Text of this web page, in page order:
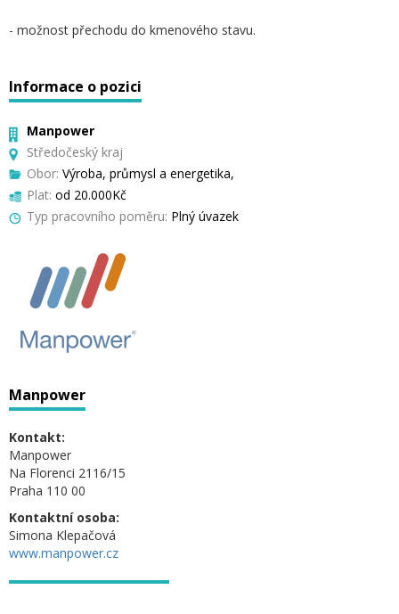
- možnost přechodu do kmenového stavu.
Informace o pozici
Manpower
Středočeský kraj
Obor: Výroba, průmysl a energetika,
Plat: od 20.000Kč
Typ pracovního poměru: Plný úvazek
Manpower
Kontakt:
Manpower
Na Florenci 2116/15
Praha 110 00
Kontaktní osoba:
Simona Klepačová
www.manpower.cz